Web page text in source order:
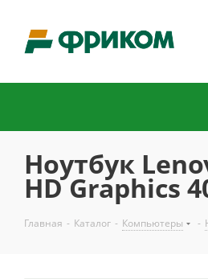
Ноутбук
HD Graphics
Главная - Каталог - Компьютеры -